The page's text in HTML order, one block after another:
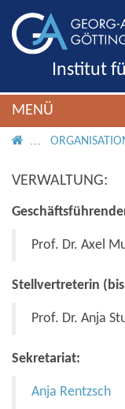
Institut
MENÜ
IMS ROOT
VERWALTUNG:
Prof. Dr. Axel
Stellvertreterin
Prof. Dr. Anja
Sekretariat:
Anja Rentzsch